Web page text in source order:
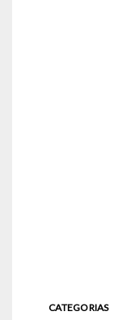
CATEGORIAS